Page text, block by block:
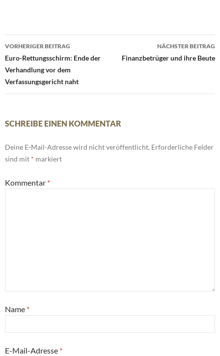
Beitrags-
Navigation
VORHERIGER BEITRAG
Euro-Rettungsschirm: Ende der
Verhandlung vor dem
Verfassungsgericht naht
NÄCHSTER BEITRAG
Finanzbetrüger und ihre Beute
SCHREIBE EINEN KOMMENTAR
Deine E-Mail-Adresse wird nicht veröffentlicht. Erforderliche Felder
sind mit * markiert
Kommentar *
Name *
E-Mail-Adresse *